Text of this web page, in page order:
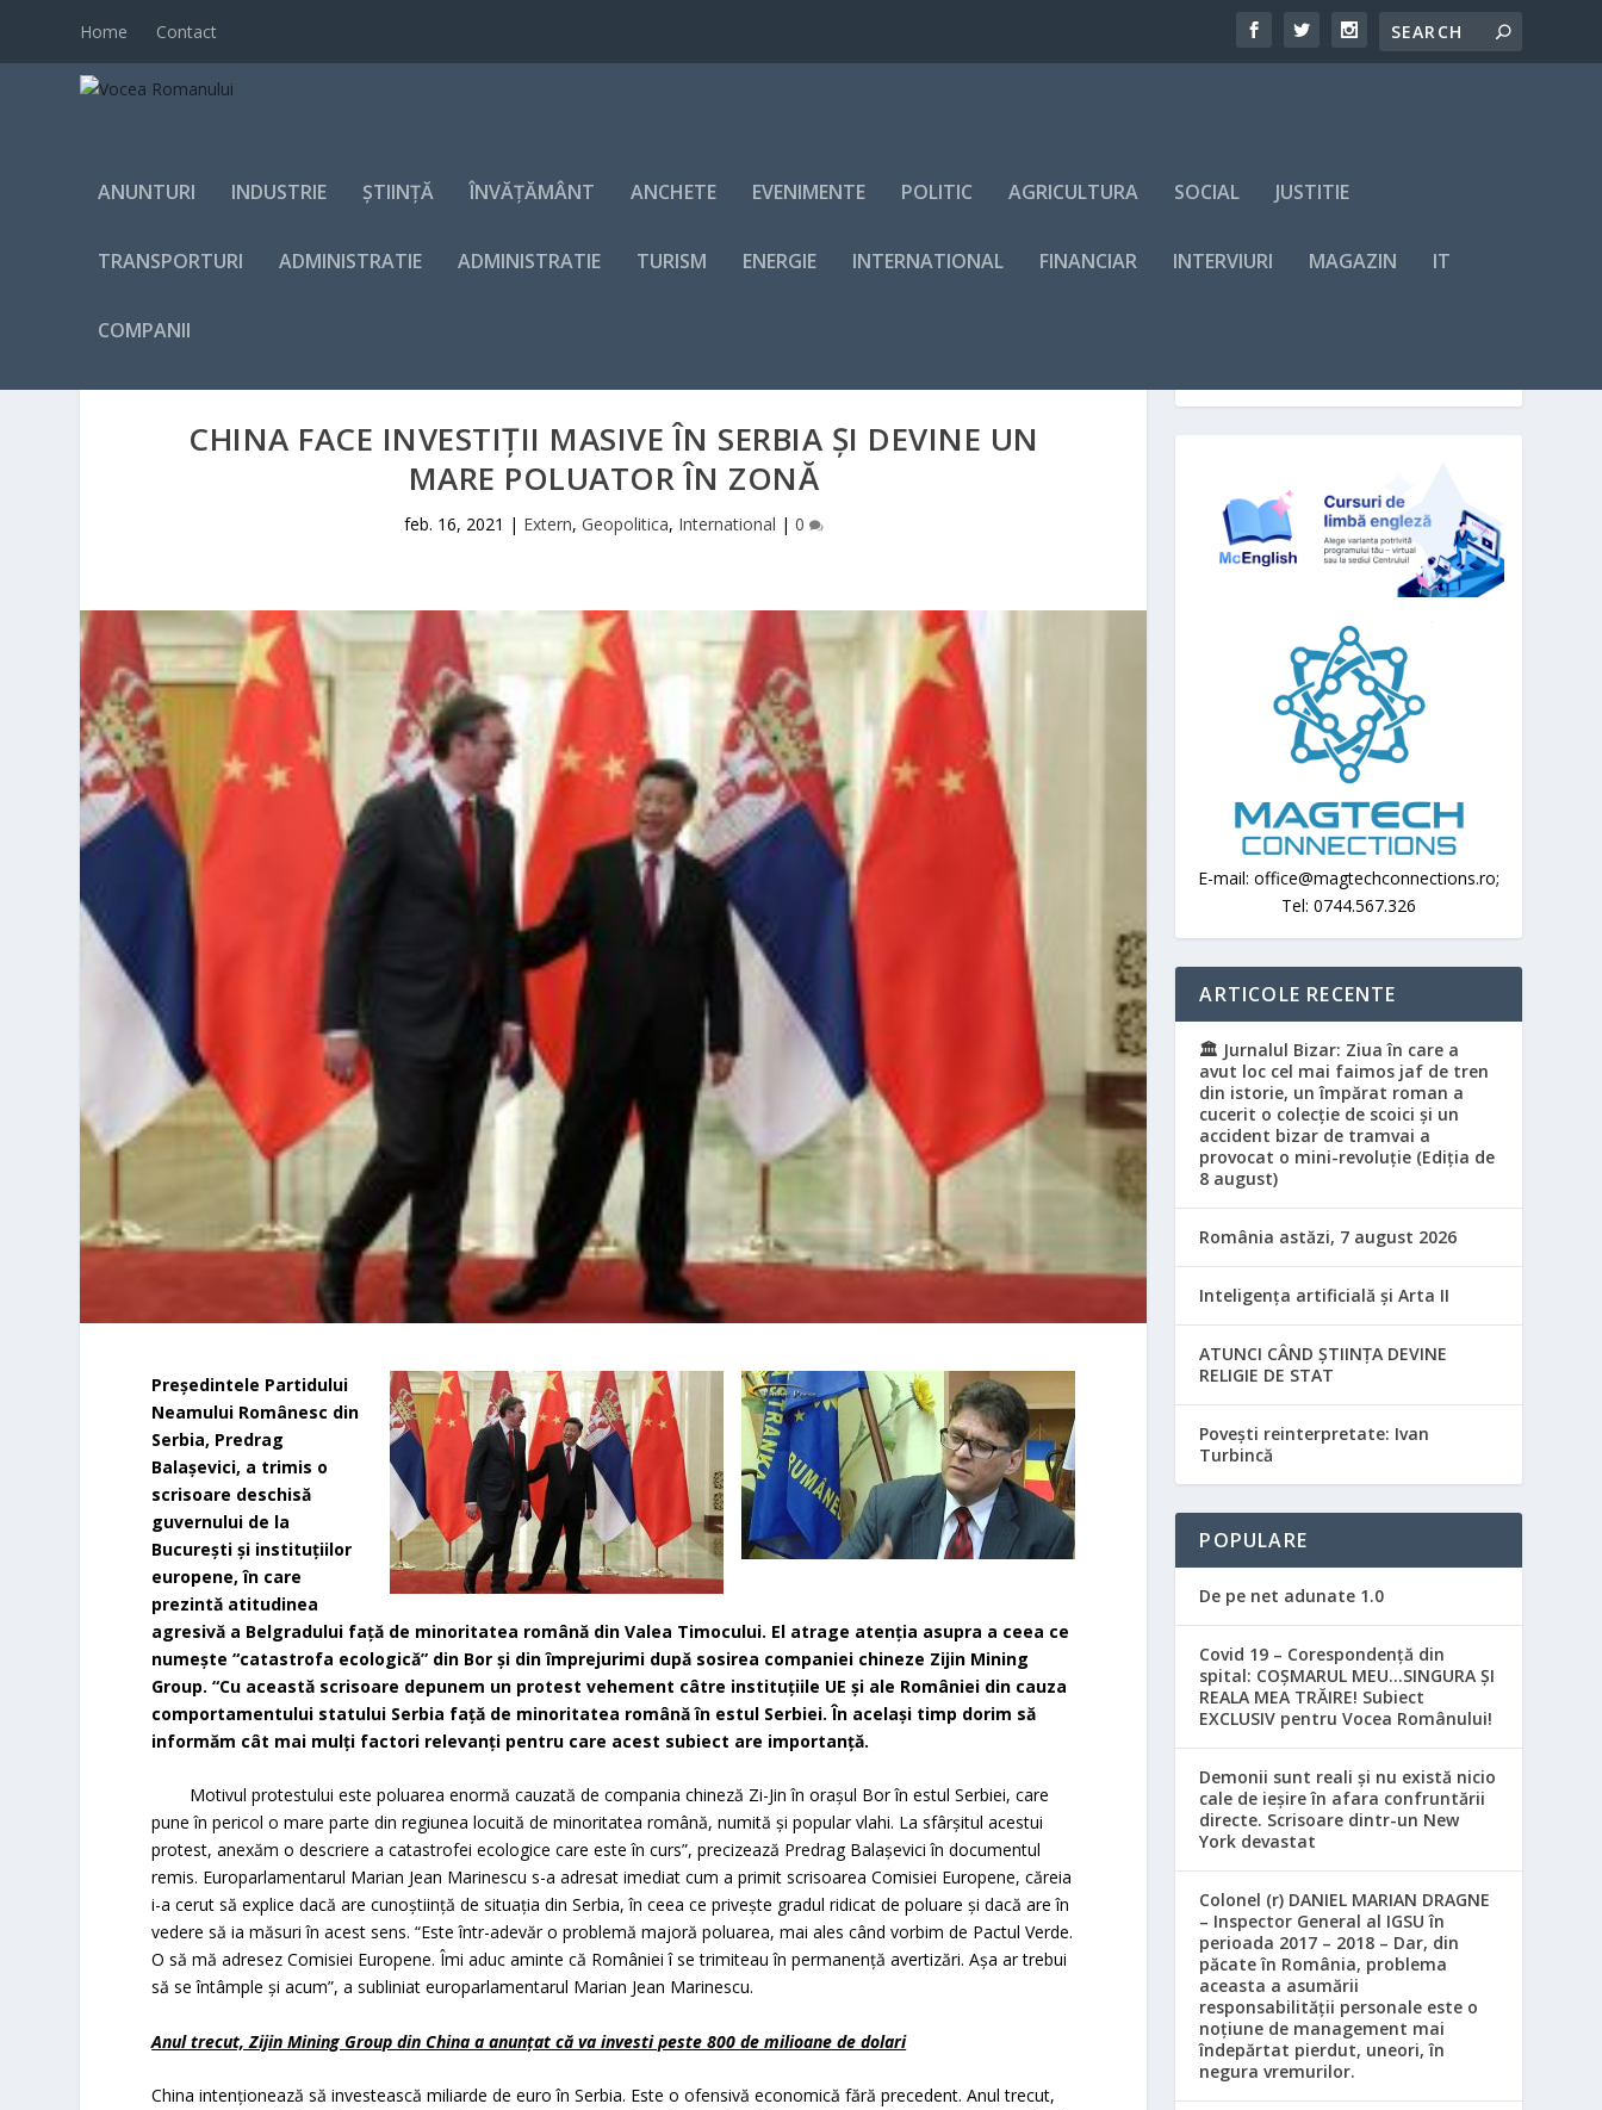
Home Contact
ANUNTURI INDUSTRIE ȘTIINȚĂ ÎNVĂȚĂMÂNT ANCHETE EVENIMENTE POLITIC AGRICULTURA SOCIAL JUSTITIE
TRANSPORTURI ADMINISTRATIE ADMINISTRATIE TURISM ENERGIE INTERNATIONAL FINANCIAR INTERVIURI MAGAZIN IT
COMPANII
CHINA FACE INVESTIŢII MASIVE ÎN SERBIA ŞI DEVINE UN
MARE POLUATOR ÎN ZONĂ
feb. 16, 2021 | Extern, Geopolitica, International | 0
Preşedintele Partidului
Neamului Românesc din
Serbia, Predrag
Balaşevici, a trimis o
scrisoare deschisă
guvernului de la
Bucureşti şi instituţiilor
europene, în care
prezintă atitudinea
agresivă a Belgradului faţă de minoritatea română din Valea Timocului. El atrage atenţia asupra a ceea ce
numeşte “catastrofa ecologică” din Bor şi din împrejurimi după sosirea companiei chineze Zijin Mining
Group. “Cu această scrisoare depunem un protest vehement câtre instituțiile UEși ale României din cauza
comportamentului statului Serbia față de minoritatea română în estul Serbiei. În același timp dorim să
informăm cât mai mulți factori relevanți pentru care acest subiect are importanţă.
Motivul protestului este poluarea enormă cauzată de compania chineză Zi-Jin în orașul Bor în estul Serbiei, care
pune în pericol o mare parte din regiunea locuită de minoritatea română, numită și popular vlahi. La sfârșitul acestui
protest, anexăm o descriere a catastrofei ecologice care este în curs”, precizează Predrag Balaşevici în documentul
remis. Europarlamentarul Marian Jean Marinescu s-a adresat imediat cum a primit scrisoarea Comisiei Europene, căreia
i-a cerut să explice dacă are cunoştiinţă de situaţia din Serbia, în ceea ce priveşte gradul ridicat de poluare şi dacă are în
vedere să ia măsuri în acest sens. “Este într-adevăr o problemă majoră poluarea, mai ales când vorbim de Pactul Verde.
O să mă adresez Comisiei Europene. Îmi aduc aminte că României î se trimiteau în permanenţă avertizări. Aşa ar trebui
să se întâmple şi acum”, a subliniat europarlamentarul Marian Jean Marinescu.
Anul trecut, Zijin Mining Group din China a anunţat că va investi peste 800 de milioane de dolari
China intenţionează să investească miliarde de euro în Serbia. Este o ofensivă economică fără precedent. Anul trecut,
E-mail: office@magtechconnections.ro;
Tel: 0744.567.326
ARTICOLE RECENTE
🏛️ Jurnalul Bizar: Ziua în care a
avut loc cel mai faimos jaf de tren
din istorie, un împărat roman a
cucerit o colecție de scoici și un
accident bizar de tramvai a
provocat o mini-revoluție (Ediția de
8 august)
România astăzi, 7 august 2026
Inteligența artificială și Arta II
ATUNCI CÂND ȘTIINȚA DEVINE
RELIGIE DE STAT
Povești reinterpretate: Ivan
Turbincă
POPULARE
De pe net adunate 1.0
Covid 19 – Corespondență din
spital: COȘMARUL MEU…SINGURA ȘI
REALA MEA TRĂIRE! Subiect
EXCLUSIV pentru Vocea Românului!
Demonii sunt reali și nu există nicio
cale de ieșire în afara confruntării
directe. Scrisoare dintr-un New
York devastat
Colonel (r) DANIEL MARIAN DRAGNE
– Inspector General al IGSU în
perioada 2017 – 2018 – Dar, din
păcate în România, problema
aceasta a asumării
responsabilităţii personale este o
noţiune de management mai
îndepărtat pierdut, uneori, în
negura vremurilor.